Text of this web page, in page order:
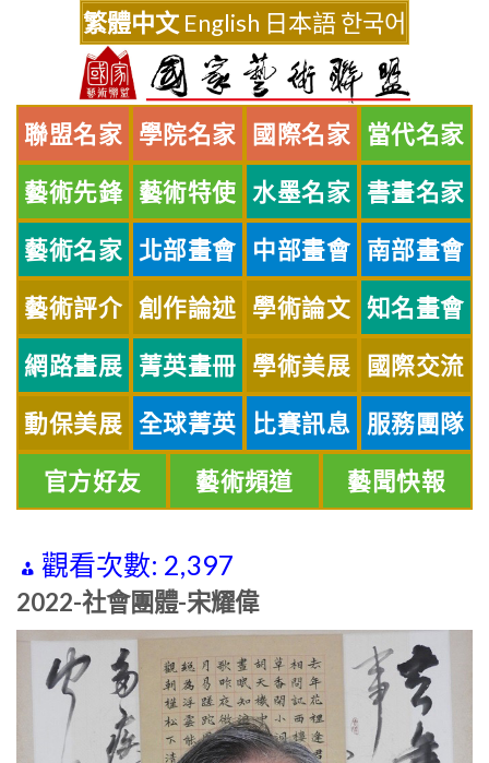
繁體中文 English 日本語한국어
聯盟名家 學院名家 國際名家 當代名家
藝術先鋒 藝術特使 水墨名家 書畫名家
藝術名家 北部畫會 中部畫會 南部畫會
藝術評介 創作論述 學術論文 知名畫會
網路畫展 菁英畫冊 學術美展 國際交流
動保美展 全球菁英 比賽訊息 服務團隊
官方好友 藝術頻道 藝聞快報
觀看次數: 2,397
2022-社會團體-宋耀偉